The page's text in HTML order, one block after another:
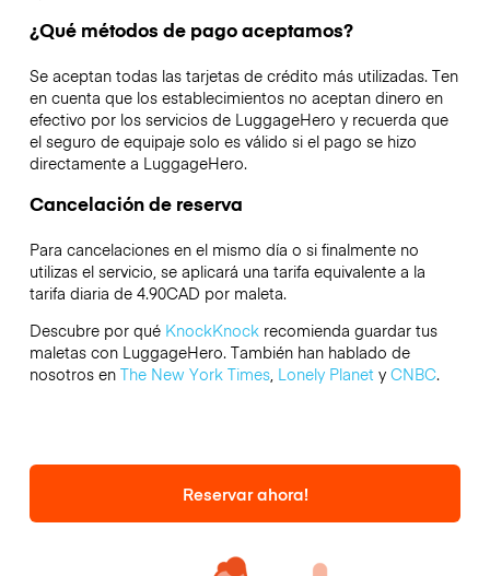
¿Qué métodos de pago aceptamos?
Se aceptan todas las tarjetas de crédito más utilizadas. Ten
en cuenta que los establecimientos no aceptan dinero en
efectivo por los servicios de LuggageHero y recuerda que
el seguro de equipaje solo es válido si el pago se hizo
directamente a LuggageHero.
Cancelación de reserva
Para cancelaciones en el mismo día o si finalmente no
utilizas el servicio, se aplicará una tarifa equivalente a la
tarifa diaria de 4.90CAD por maleta.
Descubre por qué KnockKnockrecomienda guardar tus
maletas con LuggageHero. También han hablado de
nosotros en The New York Times, Lonely Planety CNBC.
Reservar ahora!